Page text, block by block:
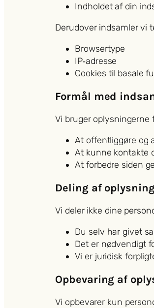
Indholdet af din
Derudover indsamler vi
Browsertype
IP‑adresse
Cookies til basale
Formål med
Vi bruger oplysningerne
At offentliggøre og
At kunne kontakte
At forbedre siden
Deling af
Vi deler ikke dine
Du selv har givet
Det er nødvendigt
Vi er juridisk
Opbevaring af
Vi opbevarer kun